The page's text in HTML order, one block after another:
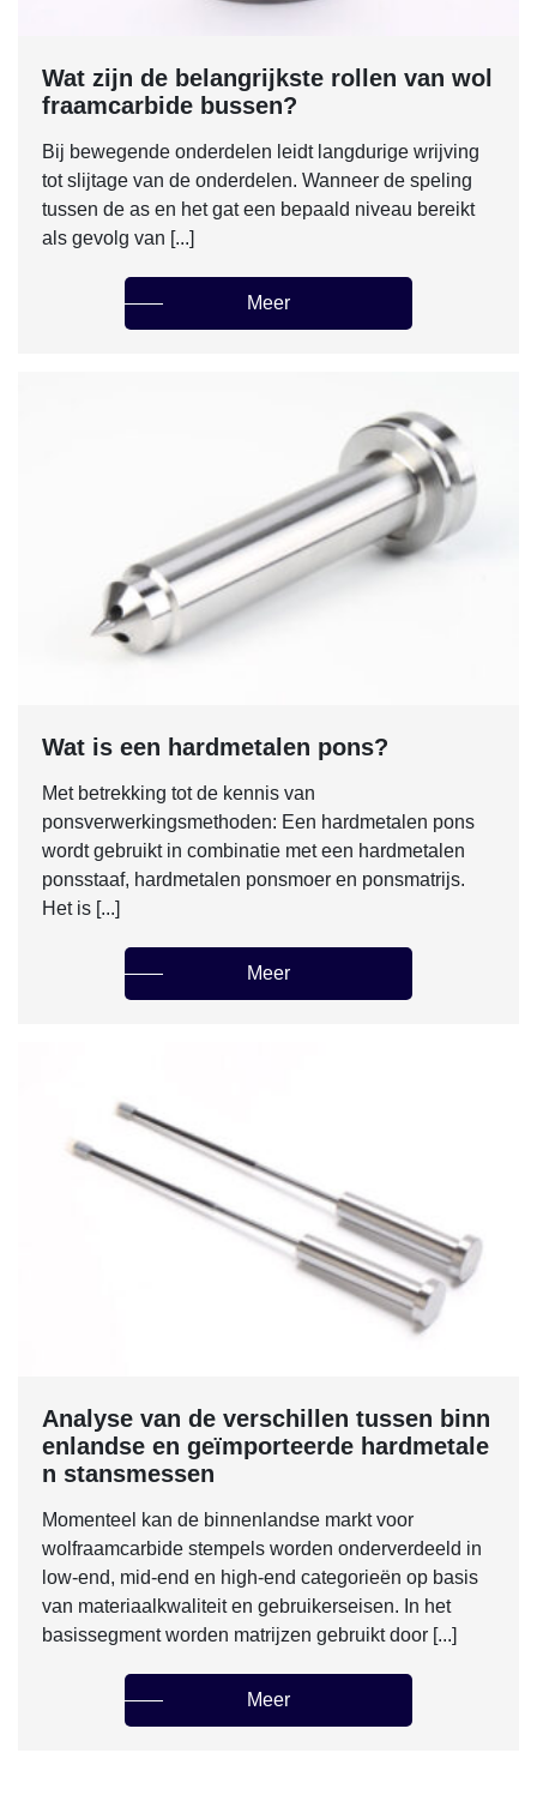
Wat zijn de belangrijkste rollen van wol
fraamcarbide bussen?
Bij bewegende onderdelen leidt langdurige wrijving
tot slijtage van de onderdelen. Wanneer de speling
tussen de as en het gat een bepaald niveau bereikt
als gevolg van [...]
Meer
Wat is een hardmetalen pons?
Met betrekking tot de kennis van
ponsverwerkingsmethoden: Een hardmetalen pons
wordt gebruikt in combinatie met een hardmetalen
ponsstaaf, hardmetalen ponsmoer en ponsmatrijs.
Het is [...]
Meer
Analyse van de verschillen tussen binn
enlandse en geïmporteerde hardmetale
n stansmessen
Momenteel kan de binnenlandse markt voor
wolfraamcarbide stempels worden onderverdeeld in
low-end, mid-end en high-end categorieën op basis
van materiaalkwaliteit en gebruikerseisen. In het
basissegment worden matrijzen gebruikt door [...]
Meer